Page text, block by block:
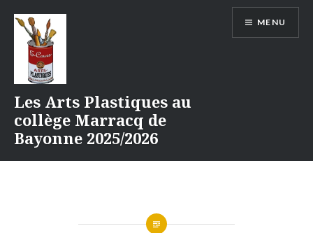
contenu
Les Arts Plastiques au
collège Marracq de
Bayonne 2025/2026
MENU